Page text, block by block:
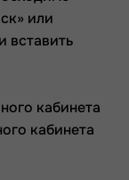
или
вставить
кабинета
кабинета